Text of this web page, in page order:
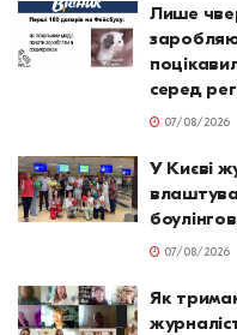
Лише
серед
07/08/2026
У Києві
07/08/2026
Як